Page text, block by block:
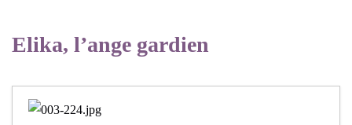
Elika, l’ange gardien